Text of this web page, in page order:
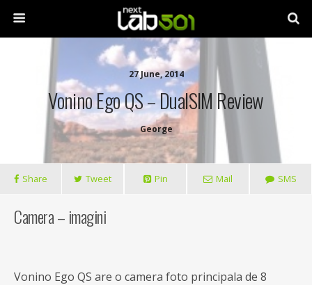
27 June, 2014
Vonino Ego QS – DualSIM Review
George
Share Tweet Pin Mail SMS
Camera – imagini
Vonino Ego QS are o camera foto principala de 8